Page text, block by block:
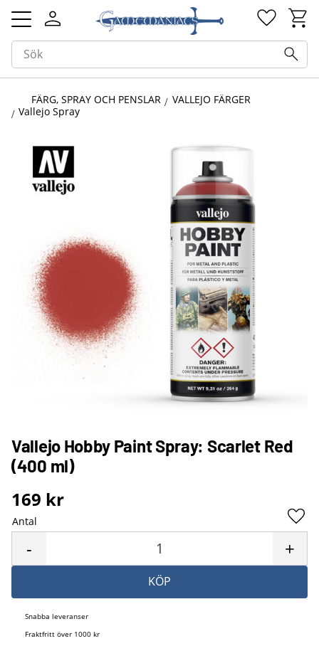
Meny
FÄRG, SPRAY OCH PENSLAR
VALLEJO FÄRGER
Vallejo Spray
Vallejo Hobby Paint Spray: Scarlet Red
(400 ml)
169 kr
Antal
+
-
KÖP
Snabba leveranser
Fraktfritt över 1000 kr